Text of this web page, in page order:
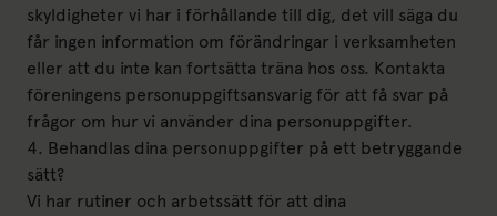
skyldigheter vi har i förhållande till dig, det vill säga du
får ingen information om förändringar i verksamheten
eller att du inte kan fortsätta träna hos oss. Kontakta
föreningens personuppgiftsansvarig för att få svar på
frågor om hur vi använder dina personuppgifter.
4. Behandlas dina personuppgifter på ett betryggande
sätt?
Vi har rutiner och arbetssätt för att dina